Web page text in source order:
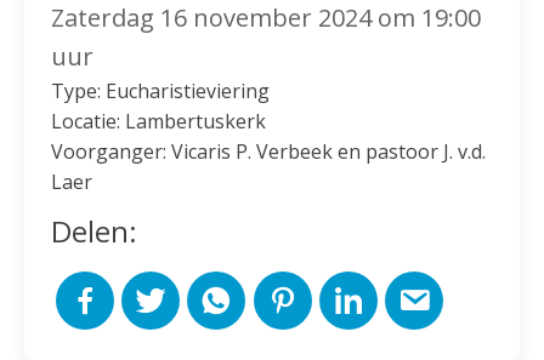
Zaterdag 16 november 2024 om 19:00
uur
Type: Eucharistieviering
Locatie: Lambertuskerk
Voorganger: Vicaris P. Verbeek en pastoor J. v.d.
Laer
Delen: